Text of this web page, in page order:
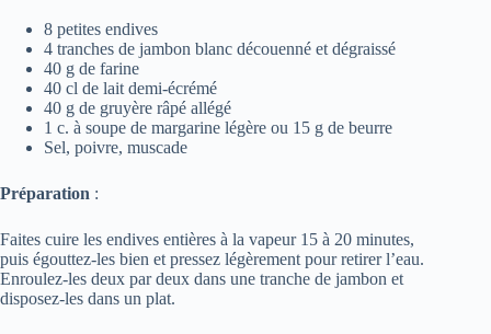
8 petites endives
4 tranches de jambon blanc découenné et dégraissé
40 g de farine
40 cl de lait demi-écrémé
40 g de gruyère râpé allégé
1 c. à soupe de margarine légère ou 15 g de beurre
Sel, poivre, muscade
Préparation :
Faites cuire les endives entières à la vapeur 15 à 20 minutes,
puis égouttez-les bien et pressez légèrement pour retirer l’eau.
Enroulez-les deux par deux dans une tranche de jambon et
disposez-les dans un plat.